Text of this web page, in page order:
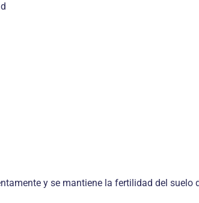
y se mantiene la fertilidad del suelo